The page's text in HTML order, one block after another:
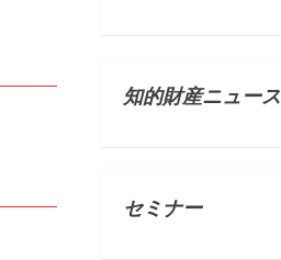
知的財産ニュース
セミナー